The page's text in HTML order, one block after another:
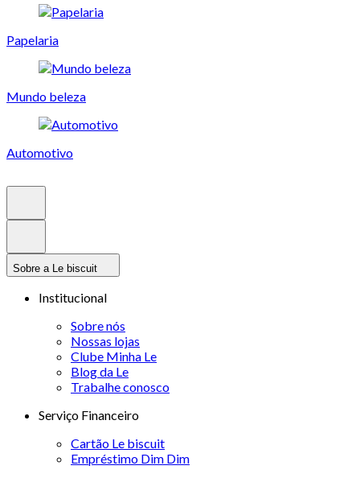
Papelaria
Mundo beleza
Automotivo
Sobre a Le biscuit
Institucional
Sobre nós
Nossas lojas
Clube Minha Le
Blog da Le
Trabalhe conosco
Serviço Financeiro
Cartão Le biscuit
Empréstimo Dim Dim